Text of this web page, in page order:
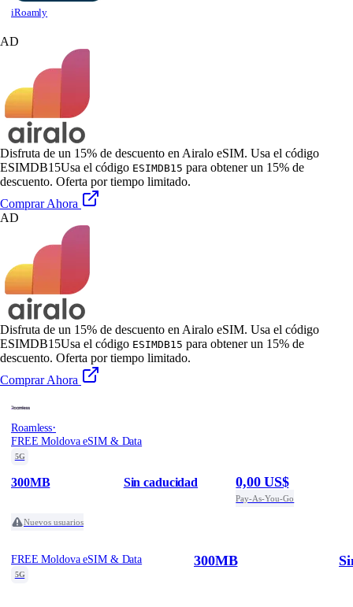
iRoamly
AD
Disfruta de un 15% de descuento en Airalo eSIM. Usa el código
ESIMDB15Usa el código ESIMDB15 para obtener un 15% de
descuento. Oferta por tiempo limitado.
Comprar Ahora
AD
Disfruta de un 15% de descuento en Airalo eSIM. Usa el código
ESIMDB15Usa el código ESIMDB15 para obtener un 15% de
descuento. Oferta por tiempo limitado.
Comprar Ahora
Roamless·
FREE Moldova eSIM & Data
5G
300MB Sin caducidad 0,00 US$
Pay-As-You-Go
Nuevos usuarios
FREE Moldova eSIM & Data
5G
300MB